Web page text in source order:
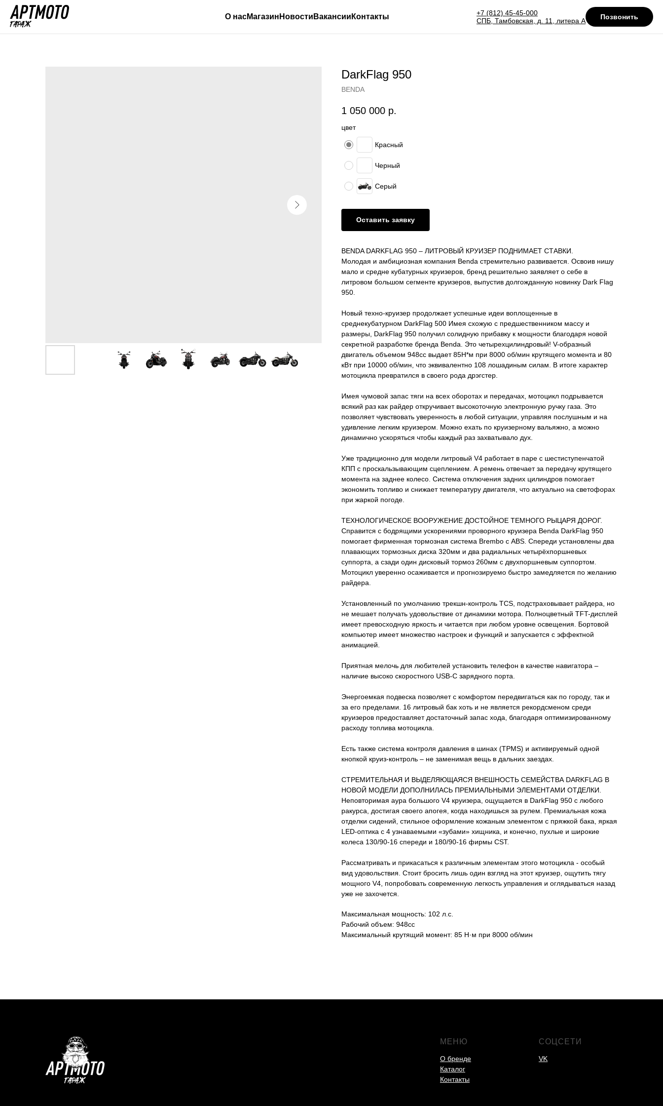
О насМагазин Новости Вакансии Контакты
+7 (812) 45-45-000
СПБ, Тамбовская, д. 11, литера А
Позвонить
DarkFlag 950
BENDA
1 050 000 р.
цвет
Красный
Черный
Серый
Оставить заявку
BENDA DARKFLAG 950 – ЛИТРОВЫЙ КРУИЗЕР ПОДНИМАЕТ СТАВКИ.
Молодая и амбициозная компания Benda стремительно развивается. Освоив нишу
мало и средне кубатурных круизеров, бренд решительно заявляет о себе в
литровом большом сегменте круизеров, выпустив долгожданную новинку Dark Flag
950.
Новый техно-круизер продолжает успешные идеи воплощенные в
среднекубатурном DarkFlag 500 Имея схожую с предшественником массу и
размеры, DarkFlag 950 получил солидную прибавку к мощности благодаря новой
секретной разработке бренда Benda. Это четырехцилиндровый! V-образный
двигатель объемом 948сс выдает 85Н*м при 8000 об/мин крутящего момента и 80
кВт при 10000 об/мин, что эквивалентно 108 лошадиным силам. В итоге характер
мотоцикла превратился в своего рода дрэгстер.
Имея чумовой запас тяги на всех оборотах и передачах, мотоцикл подрывается
всякий раз как райдер откручивает высокоточную электронную ручку газа. Это
позволяет чувствовать уверенность в любой ситуации, управляя послушным и на
удивление легким круизером. Можно ехать по круизерному вальяжно, а можно
динамично ускоряться чтобы каждый раз захватывало дух.
Уже традиционно для модели литровый V4 работает в паре с шестиступенчатой
КПП с проскальзывающим сцеплением. А ремень отвечает за передачу крутящего
момента на заднее колесо. Система отключения задних цилиндров помогает
экономить топливо и снижает температуру двигателя, что актуально на светофорах
при жаркой погоде.
ТЕХНОЛОГИЧЕСКОЕ ВООРУЖЕНИЕ ДОСТОЙНОЕ ТЕМНОГО РЫЦАРЯ ДОРОГ.
Справится с бодрящими ускорениями проворного круизера Benda DarkFlag 950
помогает фирменная тормозная система Brembo с ABS. Спереди установлены два
плавающих тормозных диска 320мм и два радиальных четырёхпоршневых
суппорта, а сзади один дисковый тормоз 260мм с двухпоршневым суппортом.
Мотоцикл уверенно осаживается и прогнозируемо быстро замедляется по желанию
райдера.
Установленный по умолчанию трекшн-контроль TCS, подстраховывает райдера, но
не мешает получать удовольствие от динамики мотора. Полноцветный TFT-дисплей
имеет превосходную яркость и читается при любом уровне освещения. Бортовой
компьютер имеет множество настроек и функций и запускается с эффектной
анимацией.
Приятная мелочь для любителей установить телефон в качестве навигатора –
наличие высоко скоростного USB-C зарядного порта.
Энергоемкая подвеска позволяет с комфортом передвигаться как по городу, так и
за его пределами. 16 литровый бак хоть и не является рекордсменом среди
круизеров предоставляет достаточный запас хода, благодаря оптимизированному
расходу топлива мотоцикла.
Есть также система контроля давления в шинах (TPMS) и активируемый одной
кнопкой круиз-контроль – не заменимая вещь в дальних заездах.
СТРЕМИТЕЛЬНАЯ И ВЫДЕЛЯЮЩАЯСЯ ВНЕШНОСТЬ СЕМЕЙСТВА DARKFLAG В
НОВОЙ МОДЕЛИ ДОПОЛНИЛАСЬ ПРЕМИАЛЬНЫМИ ЭЛЕМЕНТАМИ ОТДЕЛКИ.
Неповторимая аура большого V4 круизера, ощущается в DarkFlag 950 с любого
ракурса, достигая своего апогея, когда находишься за рулем. Премиальная кожа
отделки сидений, стильное оформление кожаным элементом с пряжкой бака, яркая
LED-оптика с 4 узнаваемыми «зубами» хищника, и конечно, пухлые и широкие
колеса 130/90-16 спереди и 180/90-16 фирмы CST.
Рассматривать и прикасаться к различным элементам этого мотоцикла - особый
вид удовольствия. Стоит бросить лишь один взгляд на этот круизер, ощутить тягу
мощного V4, попробовать современную легкость управления и оглядываться назад
уже не захочется.
Максимальная мощность: 102 л.с.
Рабочий объем: 948cc
Максимальный крутящий момент: 85 Н·м при 8000 об/мин
МЕНЮ
О бренде
Каталог
Контакты
СОЦСЕТИ
VK